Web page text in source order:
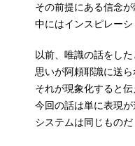
その前提にある信念が
中にはインスピレー
以前、唯識の話をした
思いが阿頼耶識に送ら
それが現象化すると
今回の話は単に表現
システムは同じものだ